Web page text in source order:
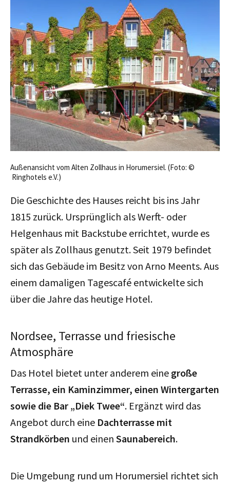
Außenansicht vom Alten Zollhaus in Horumersiel. (Foto: ©
Ringhotels e.V.)
Die Geschichte des Hauses reicht bis ins Jahr
1815 zurück. Ursprünglich als Werft- oder
Helgenhaus mit Backstube errichtet, wurde es
später als Zollhaus genutzt. Seit 1979 befindet
sich das Gebäude im Besitz von Arno Meents. Aus
einem damaligen Tagescafé entwickelte sich
über die Jahre das heutige Hotel.
Nordsee, Terrasse und friesische
Atmosphäre
Das Hotel bietet unter anderem eine große
Terrasse, ein Kaminzimmer, einen Wintergarten
sowie die Bar „Diek Twee“. Ergänzt wird das
Angebot durch eine Dachterrasse mit
Strandkörben und einen Saunabereich.
Die Umgebung rund um Horumersiel richtet sich